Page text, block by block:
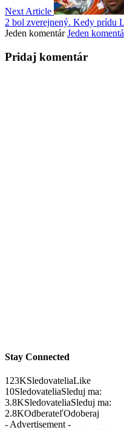
Next Article
2 bol zverejnený. Kedy prídu
Jeden komentár Jeden
Pridaj komentár
Stay Connected
123KSledovateliaLike
10SledovateliaSleduj ma:
3.8KSledovateliaSleduj ma:
2.8KOdberateľOdoberaj
- Advertisement -